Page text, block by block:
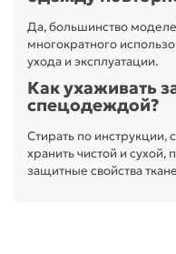
Да, большинство
многократного
ухода и эксплуатации.
Как ухаживать
спецодеждой?
Стирать по инструкции,
хранить чистой и
защитные свойства